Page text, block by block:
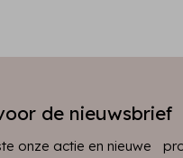
de nieuwsbrief
onze actie en nieuwe